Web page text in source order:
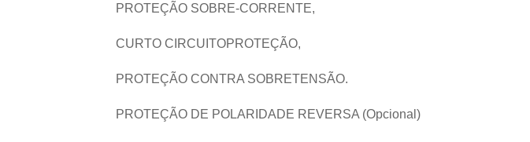
PROTEÇÃO SOBRE-CORRENTE,
CURTO CIRCUITOPROTEÇÃO,
PROTEÇÃO CONTRA SOBRETENSÃO.
PROTEÇÃO DE POLARIDADE REVERSA (Opcional)